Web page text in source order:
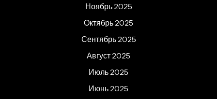
Ноябрь 2025
Октябрь 2025
Сентябрь 2025
Август 2025
Июль 2025
Июнь 2025